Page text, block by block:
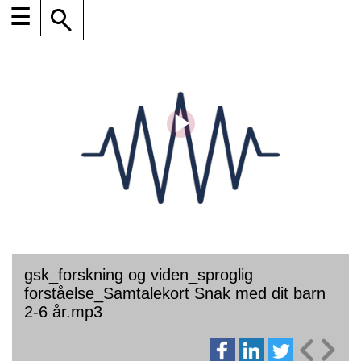
☰
gsk_forskning og viden_sproglig
forståelse_Samtalekort Snak med dit barn
2-6 år.mp3